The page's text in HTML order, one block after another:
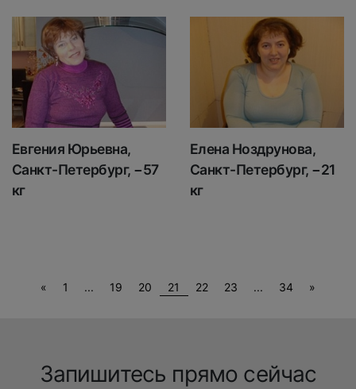
Евгения Юрьевна,
Санкт-Петербург, −57
кг
Елена Ноздрунова,
Санкт-Петербург, −21
кг
« Previous
1 ... 19 20 21 22 23 ... 34 »
Запишитесь прямо сейчас